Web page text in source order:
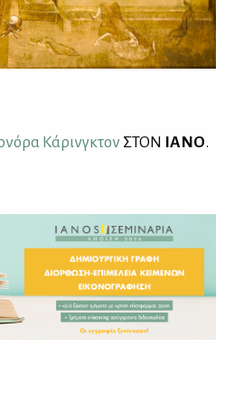
Κά­ρινγ­κτον ΣΤΟΝ ΙΑ­ΝΟ.